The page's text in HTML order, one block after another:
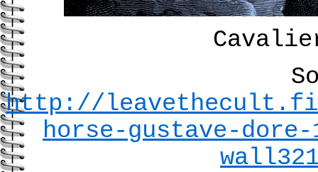
http://
horse-gustave-dore-